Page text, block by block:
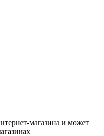
магазина и может